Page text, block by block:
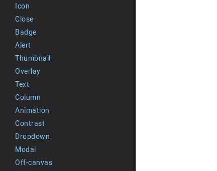
Icon
Close
Badge
Alert
Thumbnail
Overlay
Text
Column
Animation
Contrast
Dropdown
Modal
Off-canvas